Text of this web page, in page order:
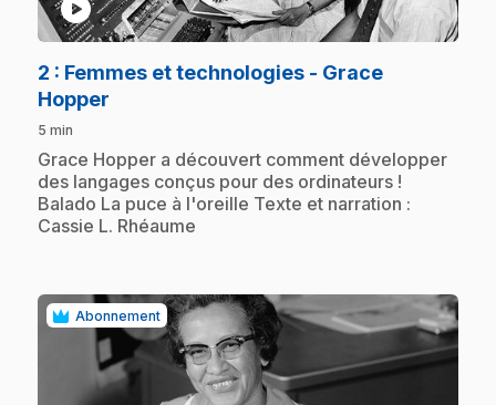
play_circle
2 : Femmes et technologies - Grace
Hopper
5 min
.Grace Hopper a découvert comment développer
des langages conçus pour des ordinateurs !
Balado La puce à l'oreille Texte et narration :
Cassie L. Rhéaume
Abonnement